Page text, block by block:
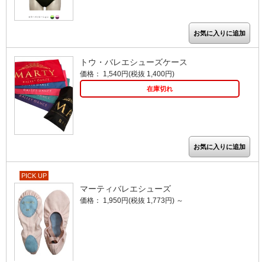
トウ・バレエシューズケース
価格： 1,540円(税抜 1,400円)
在庫切れ
PICK UP
マーティバレエシューズ
価格： 1,950円(税抜 1,773円) ～